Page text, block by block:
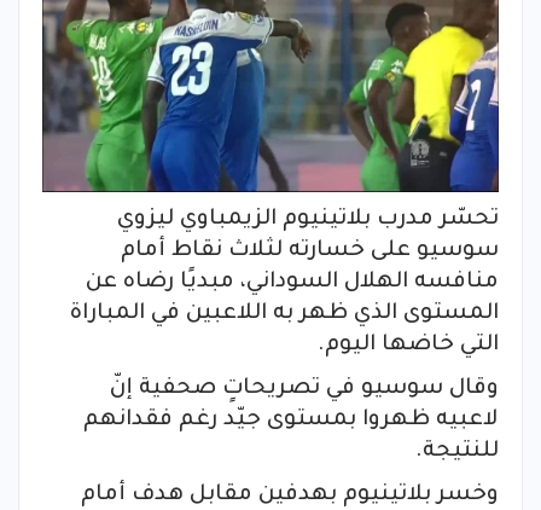
تحسّر مدرب بلاتينيوم الزيمباوي ليزوي
سوسيو على خسارته لثلاث نقاط أمام
منافسه الهلال السوداني، مبديًا رضاه عن
المستوى الذي ظهر به اللاعبين في المباراة
التي خاضها اليوم.
وقال سوسيو في تصريحاتٍ صحفية إنّ
لاعبيه ظهروا بمستوى جيّد رغم فقدانهم
للنتيجة.
وخسر بلاتينيوم بهدفين مقابل هدف أمام